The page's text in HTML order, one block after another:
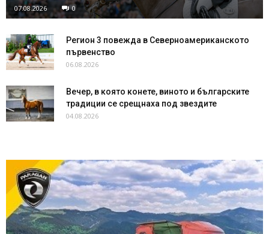
07.08.2026 0
Регион 3 повежда в Северноамериканското
първенство
06.08.2026
Вечер, в която конете, виното и българските
традиции се срещнаха под звездите
04.08.2026